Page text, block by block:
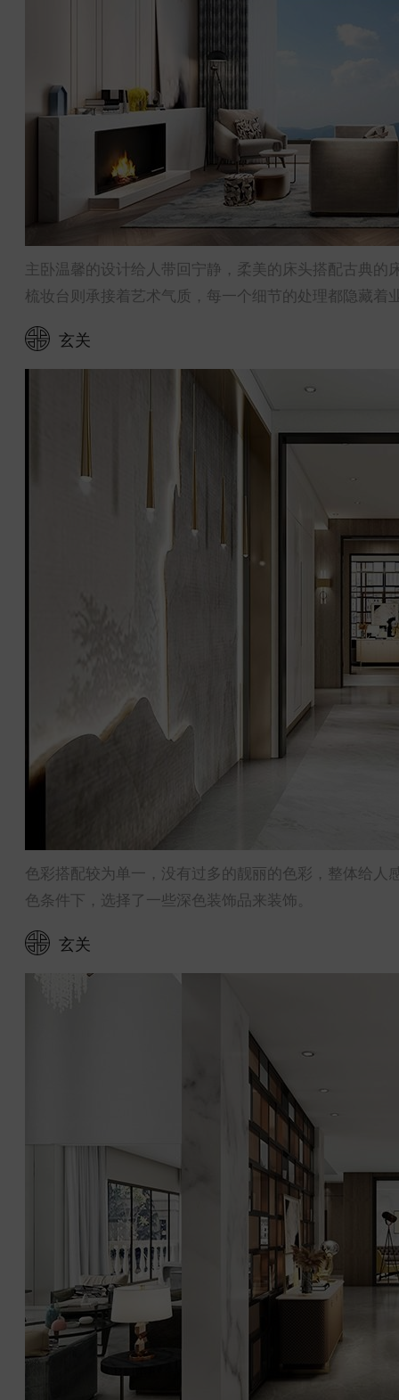
主卧温馨的设计给人带回宁静，柔美的床头搭配古典
梳妆台则承接着艺术气质，每一个细节的处理都隐藏着
玄关
色彩搭配较为单一，没有过多的靓丽的色彩，整体给
色条件下，选择了一些深色装饰品来装饰。
玄关